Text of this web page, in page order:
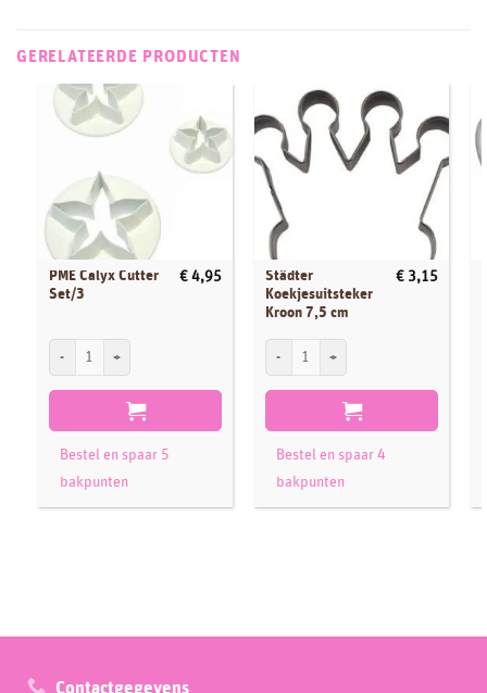
GERELATEERDE PRODUCTEN
PME Calyx Cutter
Set/3
€ 4,95
PME Calyx Cutter Set/3 aantal
Bestel en spaar 5
bakpunten
Städter
Koekjesuitsteker
Kroon 7,5 cm
€ 3,15
Städter Koekjesuitsteker Kroon 7,5 cm
Bestel en spaar 4
bakpunten